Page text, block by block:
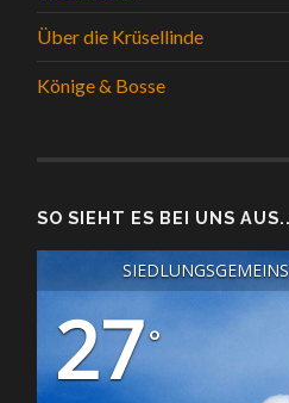
Über die Krüsellinde
Könige & Bosse
SO SIEHT ES BEI UNS
27°